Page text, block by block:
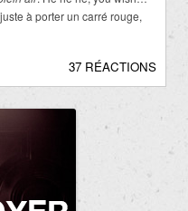
à porter un carré rouge,
37 RÉACTIONS